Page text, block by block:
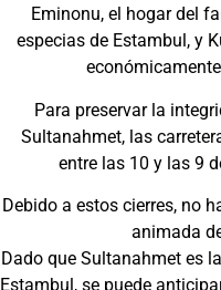
Eminonu, el hogar del
especias de Estambul, y
Para preservar la
Sultanahmet, las
entre las 10 y las 9
Debido a estos cierres, no
animada
Dado que Sultanahmet es
Estambul, se puede